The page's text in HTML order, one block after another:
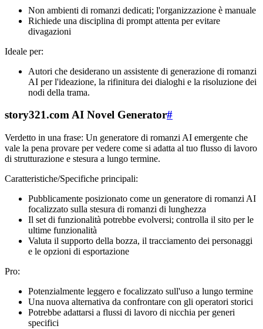
Non ambienti di romanzi dedicati; l'organizzazione è manuale
Richiede una disciplina di prompt attenta per evitare
divagazioni
Ideale per:
Autori che desiderano un assistente di generazione di romanzi
AI per l'ideazione, la rifinitura dei dialoghi e la risoluzione dei
nodi della trama.
story321.com AI Novel Generator#
Verdetto in una frase: Un generatore di romanzi AI emergente che
vale la pena provare per vedere come si adatta al tuo flusso di lavoro
di strutturazione e stesura a lungo termine.
Caratteristiche/Specifiche principali:
Pubblicamente posizionato come un generatore di romanzi AI
focalizzato sulla stesura di romanzi di lunghezza
Il set di funzionalità potrebbe evolversi; controlla il sito per le
ultime funzionalità
Valuta il supporto della bozza, il tracciamento dei personaggi
e le opzioni di esportazione
Pro:
Potenzialmente leggero e focalizzato sull'uso a lungo termine
Una nuova alternativa da confrontare con gli operatori storici
Potrebbe adattarsi a flussi di lavoro di nicchia per generi
specifici